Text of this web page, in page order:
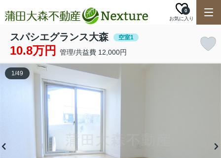
お気に入り
0
スパシエグランス大森 空室1
10.8万円 管理/共益費 12,000円
1/49